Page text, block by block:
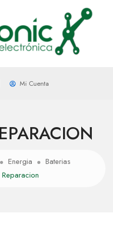
Mi Cuenta
Energia
Baterias